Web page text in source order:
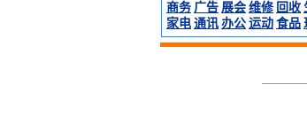
商务 广告 展会 维修 回收
家电 通讯 办公 运动 食品